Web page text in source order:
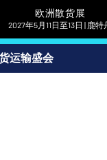
欧洲散货展
2027年5月11日至13日 | 鹿特
运输盛会